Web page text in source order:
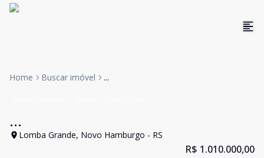
Home Buscar imóvel ...
...
Lomba Grande, Novo Hamburgo - RS
R$ 1.010.000,00